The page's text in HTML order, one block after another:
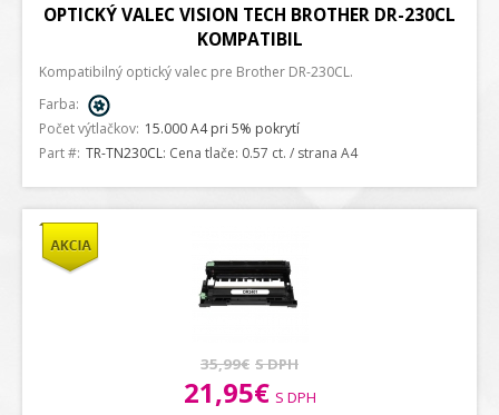
OPTICKÝ VALEC VISION TECH BROTHER DR-230CL
KOMPATIBIL
Kompatibilný optický valec pre Brother DR-230CL.
Farba:
Počet výtlačkov: 15.000 A4 pri 5% pokrytí
Part #: TR-TN230CL: Cena tlače: 0.57 ct. / strana A4
35,99€ S DPH
21,95€ S DPH